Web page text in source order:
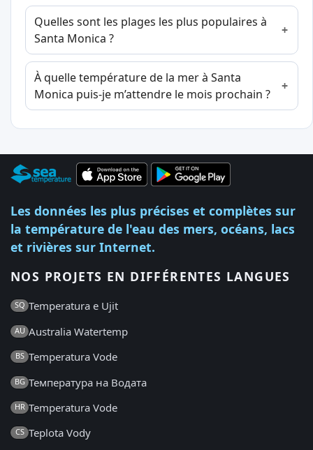
Quelles sont les plages les plus populaires à
Santa Monica ?
À quelle température de la mer à Santa
Monica puis-je m’attendre le mois prochain ?
Les données les plus précises et complètes sur
la température de l'eau des mers, océans, lacs
et rivières sur Internet.
NOS PROJETS EN DIFFÉRENTES LANGUES
SQ Temperatura e Ujit
AU Australia Watertemp
BS Temperatura Vode
BG Температура на Водата
HR Temperatura Vode
CS Teplota Vody